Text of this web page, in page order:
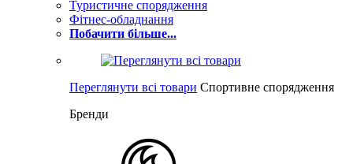
Туристичне спорядження
Фітнес-обладнання
Побачити більше...
Переглянути всі товари Спортивне спорядження
Бренди